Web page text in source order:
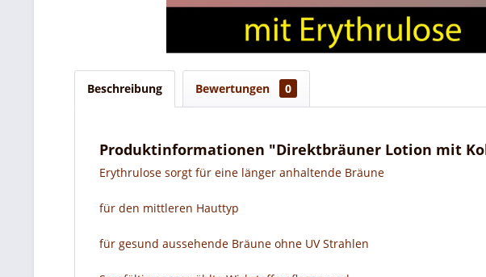
Beschreibung Bewertungen 0
Produktinformationen "Direktbräuner Lotion mit
Erythrulose sorgt für eine länger anhaltende Bräune
für den mittleren Hauttyp
für gesund aussehende Bräune ohne UV Strahlen